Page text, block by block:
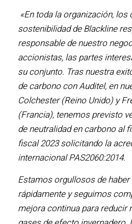
«En toda la organización, los
sostenibilidad de Blackline
responsable de nuestro
accionistas, las partes
su conjunto. Tras nuestra
de carbono con Auditel, en
Colchester (Reino Unido) y
(Francia), tenemos previsto
de neutralidad en carbono al
fiscal 2023 solicitando la
internacional PAS2060:2014.
Estamos orgullosos de
rápidamente y seguimos
mejora continua para reducir